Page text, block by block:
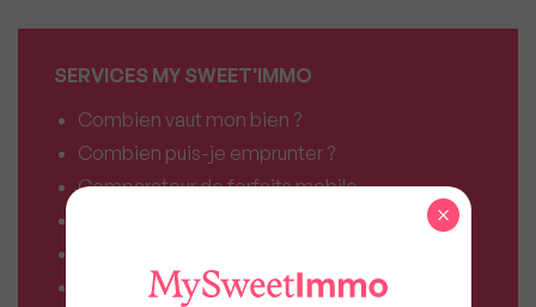
SERVICES MY SWEET'IMMO
Combien vaut mon bien ?
Combien puis-je emprunter ?
Comparateur de forfaits mobile
Résiliez vos abonnements facilement
×